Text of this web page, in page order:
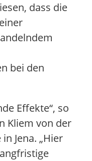
dass die
bei den
Effekte“, so
Kliem von der
Jena. „Hier